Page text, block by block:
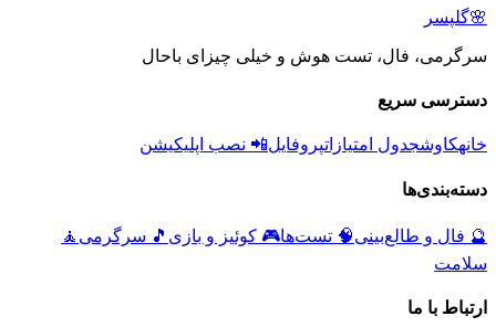
🌸گلپسر
سرگرمی، فال، تست هوش و خیلی چیزای باحال
دسترسی سریع
خانهکاوشجدول امتیازاتپروفایل📲 نصب اپلیکیشن
دسته‌بندی‌ها
🔮 فال و طالع‌بینی🧠 تست‌ها🎮 کوئیز و بازی 🎵 سرگرمی 🧘
سلامت
ارتباط با ما